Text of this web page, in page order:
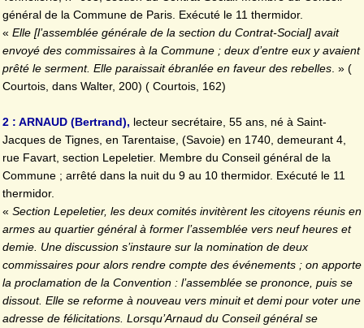
général de la Commune de Paris. Exécuté le 11 thermidor.
« Elle [l’assemblée générale de la section du Contrat-Social] avait
envoyé des commissaires à la Commune ; deux d’entre eux y avaient
prêté le serment. Elle paraissait ébranlée en faveur des rebelles. » (
Courtois, dans Walter, 200) ( Courtois, 162)
2 : ARNAUD (Bertrand), lecteur secrétaire, 55 ans, né à Saint-
Jacques de Tignes, en Tarentaise, (Savoie) en 1740, demeurant 4,
rue Favart, section Lepeletier. Membre du Conseil général de la
Commune ; arrêté dans la nuit du 9 au 10 thermidor. Exécuté le 11
thermidor.
« Section Lepeletier, les deux comités invitèrent les citoyens réunis en
armes au quartier général à former l’assemblée vers neuf heures et
demie. Une discussion s’instaure sur la nomination de deux
commissaires pour alors rendre compte des événements ; on apporte
la proclamation de la Convention : l’assemblée se prononce, puis se
dissout. Elle se reforme à nouveau vers minuit et demi pour voter une
adresse de félicitations. Lorsqu’Arnaud du Conseil général se